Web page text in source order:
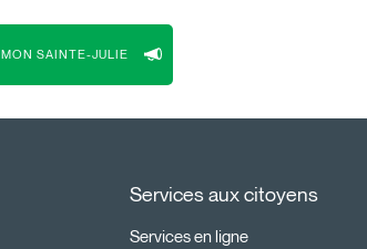
MON SAINTE-JULIE
Services aux citoyens
Services en ligne